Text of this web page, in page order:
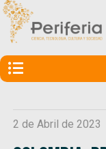
2 de Abril de 2023